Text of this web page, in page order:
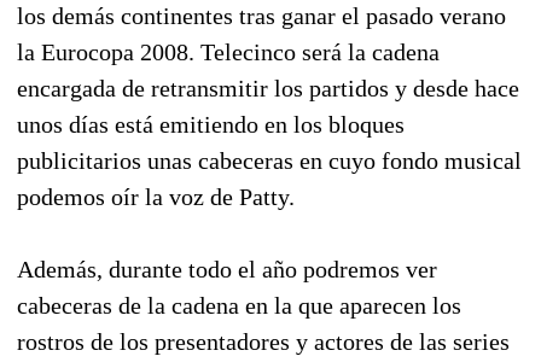
los demás continentes tras ganar el pasado verano
la Eurocopa 2008. Telecinco será la cadena
encargada de retransmitir los partidos y desde hace
unos días está emitiendo en los bloques
publicitarios unas cabeceras en cuyo fondo musical
podemos oír la voz de Patty.
Además, durante todo el año podremos ver
cabeceras de la cadena en la que aparecen los
rostros de los presentadores y actores de las series